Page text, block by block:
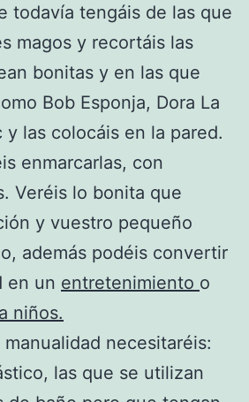
todavía tengáis de las que
magos y recortáis las
bonitas y en las que
Bob Esponja, Dora La
y las colocáis en la pared.
enmarcarlas, con
Veréis lo bonita que
y vuestro pequeño
además podéis convertir
en un entretenimiento o
niños.
necesitaréis:
las que se utilizan